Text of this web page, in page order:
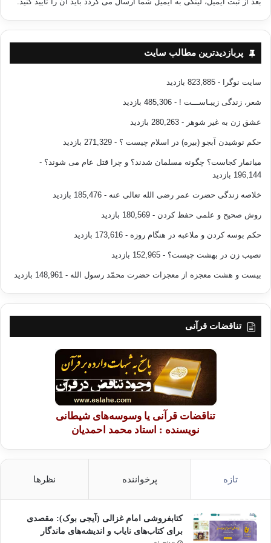
چنین شرطی را نمی توان یافت که خود را رهرو حرکتی
اسلامی معرفی نماید. چرا که هر مسلمانی لازم است به این
پایبندی به اصول ثابت شده از طریق قرآن و سنت و اجماع :
این مورد، فارق اهل سنت از اهل بدعت است. اصول یاد شده،
شالوده و اساس دین مبین اسلام و به منزله ی آیین مشترک
انبیا (توحید و خداپرستی) هستند. در حالیکه هریک به تناسب
نیاز و فهم مردمانش، «شرع» متفاوتی داشته اند. «دین» و
«شریعت» دو مقوله ی جدا از هم هستند.کیفیت و چگونگی
تزکیه و دعوت و استفاده از ابزار و شیوه و پروتکل های
گوناگون جهت تحصیل این هدف و فعالیت با عناوین و شعارهای
مختلف، از اصول متغیرند و از جماعتی به جماعت دیگر قابل
کامل ابلاغ گردد و از هیچ یک از جوانب آن چشم پوشی نشود.
ابن کثیر در تفسیر آیه ی « یا أیُّها الرَّسولُ بَلِّغ مَا أُنزِلَ إلَیکَ مِن
عباس چنین روایت می کند: یعنی [ای پیامبر] اگر آیه ای از آیات
خدا را کتمان کنی، چون این است که پیام او را ابلاغ ننموده
باشی.
پرسشی که اکنون مطرح می شود این است که: آیا یک جریان دینی
به تنهایی قادر است این مقصود را تحقق بخشد و تمام آموزه های
دین را در برنامه ها و راهکارهای خود بگنجاند و عرضه نماید؟ پاسخ
مثبت بسیار عالی و ایده آل است. و لیکن چه بسا چنین کاری از عهده
ی یک جنبش یا جماعت خارج باشد. در اینصورت بهتر آنست بخشی از
آن را بر دوش گیرد و خالص ترین کوشش ها را بذل احقاق آن نماید و
واحد، مکمّل و تمامگر یکدگر خواهند بود و در مجموع، نیکوترین و
پرثمرترین عملکرد را خواهند داشت و به خواست خداوند، زیباترین
نتایج را رقم خواهند زد.
پربازدیدترین مطالب سایت
سایت نوگرا - 823,885 بازدید
شعر، زندگی زیبـاســـت ! - 485,306 بازدید
عشق زن به غیر شوهر - 280,263 بازدید
حکم نوشیدن آبجو (بیره) در اسلام چیست ؟ - 271,329 بازدید
میانمار کجاست؟ چگونه مسلمان شدند؟ و چرا قتل عام می شوند؟ -
196,144 بازدید
خلاصه زندگی حضرت عمر رضی الله تعالی عنه - 185,476 بازدید
روش صحیح و علمی حفظ کردن - 180,569 بازدید
حکم بوسه کردن و ملاعبه در هنگام روزه - 173,616 بازدید
نصیب زن در بهشت چیست؟ - 152,965 بازدید
بیست و هشت معجزه از معجزات حضرت محمّد رسول الله - 148,961 بازدید
تناقضات قرآنی
تناقضات قرآنی یا وسوسه‌های شیطانی
نویسنده : استاد محمد احمدیان
تازه پرخواننده نظرها
کتابفروشی امام غزالی (آیجی بوک): مقصدی
برای کتاب‌های نایاب و اندیشه‌های ماندگار